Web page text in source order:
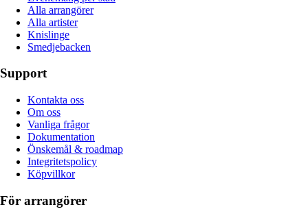
Alla arrangörer
Alla artister
Knislinge
Smedjebacken
Support
Kontakta oss
Om oss
Vanliga frågor
Dokumentation
Önskemål & roadmap
Integritetspolicy
Köpvillkor
För arrangörer